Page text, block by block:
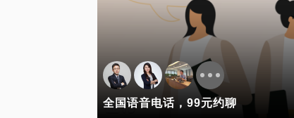
全国语音电话，99元约聊